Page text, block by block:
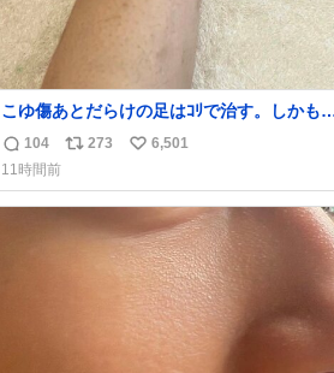
こゆ傷あとだらけの足はｺﾘで治す。しかも
くなる。
返
信
数
104
リ
ス
ト
273
い
ね
数
6,501
11時間前